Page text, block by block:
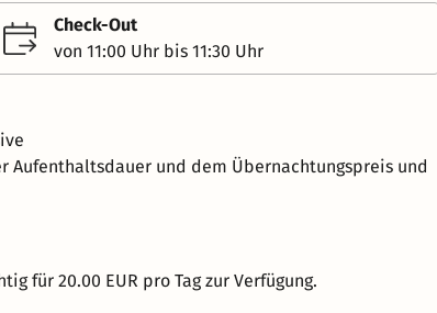
Check-Out
von 11:00 Uhr bis 11:30 Uhr
und dem Übernachtungspreis und
für 20.00 EUR pro Tag zur Verfügung.